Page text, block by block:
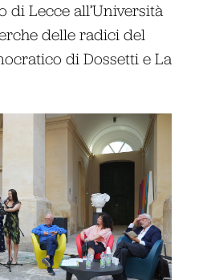
di Lecce all’Università
delle radici del
di Dossetti e La